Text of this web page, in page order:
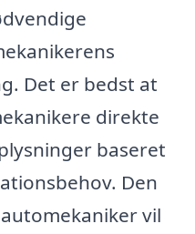
Det er bedst at
direkte
baseret
Den
vil